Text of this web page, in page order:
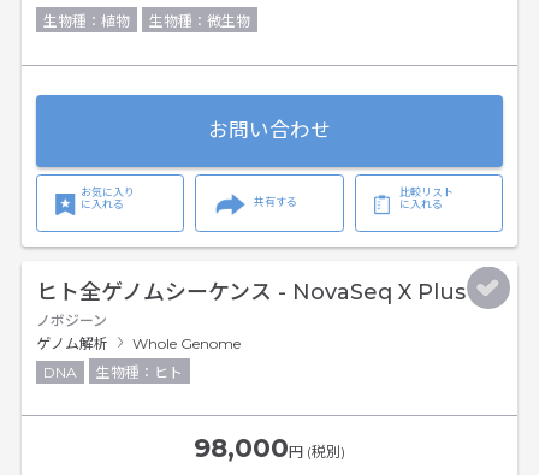
生物種：植物
生物種：微生物
お問い合わせ
お気に入り
に入れる
共有する
比較リスト
に入れる
ヒト全ゲノムシーケンス - NovaSeq X Plus
ノボジーン
ゲノム解析
Whole Genome
DNA
生物種：ヒト
98,000円 (税別)